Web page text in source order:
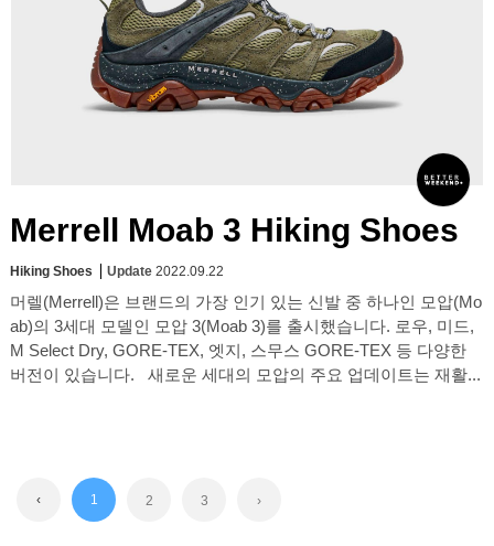
Merrell Moab 3 Hiking Shoes
Hiking Shoes Update 2022.09.22
머렐(Merrell)은 브랜드의 가장 인기 있는 신발 중 하나인 모압(Mo
ab)의 3세대 모델인 모압 3(Moab 3)를 출시했습니다. 로우, 미드,
M Select Dry, GORE-TEX, 엣지, 스무스 GORE-TEX 등 다양한
버전이 있습니다. 새로운 세대의 모압의 주요 업데이트는 재활...
‹ 1 2 3 ›